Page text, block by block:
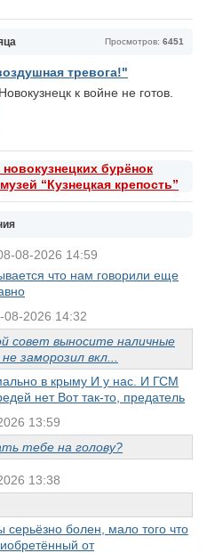
Просмотров: 6451
тревога!"
Новокузнецк к войне не готов.
бурёнок
“Кузнецкая крепость”
08-2026 14:59
что нам говорили еще
08-2026 14:32
совет выносите наличные
заморозил вкл...
в крыму И у нас. И ГСМ
нет Вот так-то, предатель
13:59
тебе на голову?
13:38
серьёзно болен, мало того что
от